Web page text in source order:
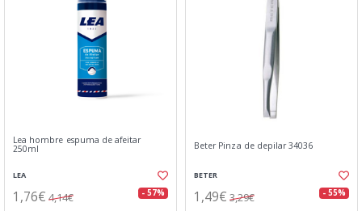
Lea hombre espuma de afeitar
250ml
LEA
1,76€ 4,14€ - 57%
Beter Pinza de depilar 34036
BETER
1,49€ 3,29€ - 55%